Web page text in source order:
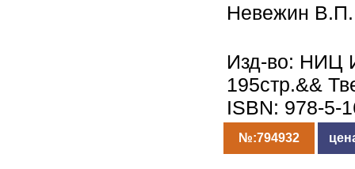
Невежин
Изд-во: НИЦ
195стр.&&
ISBN: 978-5-
№:794932